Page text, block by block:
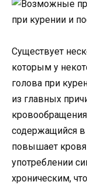
Существует
которым у
голова при
из главных
содержащийся в
повышает
употреблении
хроническим,